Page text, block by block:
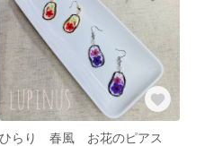
ひらり 春風 お花のピアス